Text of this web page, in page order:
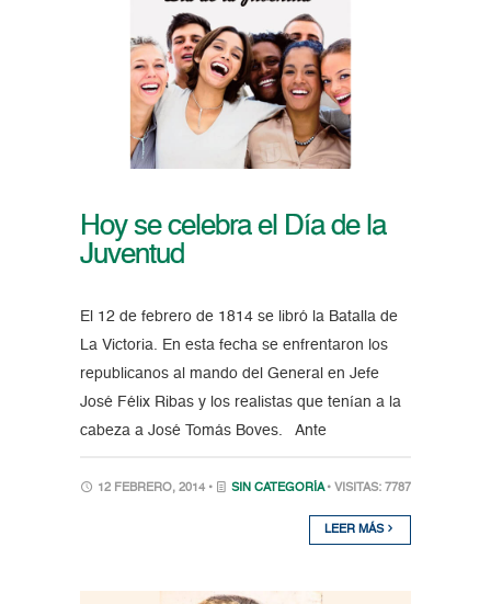
Hoy se celebra el Día de la
Juventud
El 12 de febrero de 1814 se libró la Batalla de
La Victoria. En esta fecha se enfrentaron los
republicanos al mando del General en Jefe
José Félix Ribas y los realistas que tenían a la
cabeza a José Tomás Boves. Ante
12 FEBRERO, 2014 • SIN CATEGORÍA • VISITAS: 7787
LEER MÁS